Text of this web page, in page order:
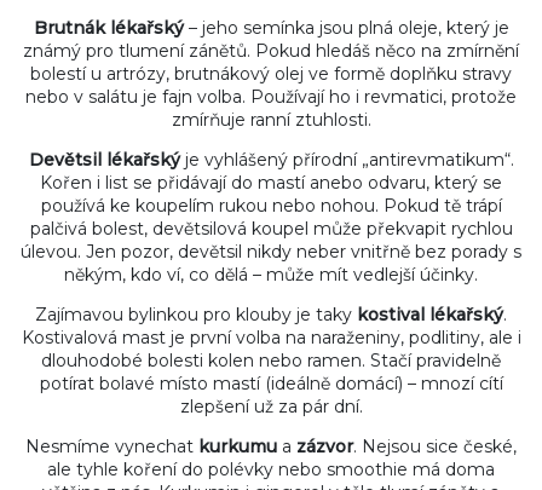
Brutnák lékařský– jeho semínka jsou plná oleje, který je
známý pro tlumení zánětů. Pokud hledáš něco na zmírnění
bolestí u artrózy, brutnákový olej ve formě doplňku stravy
nebo v salátu je fajn volba. Používají ho i revmatici, protože
zmírňuje ranní ztuhlosti.
Devětsil lékařskýje vyhlášený přírodní „antirevmatikum“.
Kořen i list se přidávají do mastí anebo odvaru, který se
používá ke koupelím rukou nebo nohou. Pokud tě trápí
palčivá bolest, devětsilová koupel může překvapit rychlou
úlevou. Jen pozor, devětsil nikdy neber vnitřně bez porady s
někým, kdo ví, co dělá – může mít vedlejší účinky.
Zajímavou bylinkou pro klouby je taky kostival lékařský.
Kostivalová mast je první volba na naraženiny, podlitiny, ale i
dlouhodobé bolesti kolen nebo ramen. Stačí pravidelně
potírat bolavé místo mastí (ideálně domácí) – mnozí cítí
zlepšení už za pár dní.
Nesmíme vynechat kurkumu a zázvor. Nejsou sice české,
ale tyhle koření do polévky nebo smoothie má doma